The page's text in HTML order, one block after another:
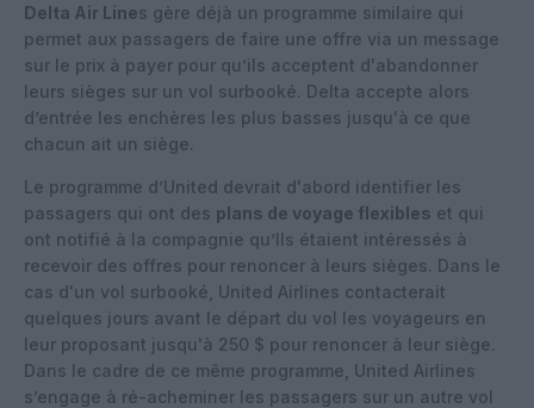
Delta Air Lines gère déjà un programme similaire qui
permet aux passagers de faire une offre via un message
sur le prix à payer pour qu’ils acceptent d'abandonner
leurs sièges sur un vol surbooké. Delta accepte alors
d’entrée les enchères les plus basses jusqu'à ce que
chacun ait un siège.
Le programme d’United devrait d'abord identifier les
passagers qui ont des plans de voyage flexibles et qui
ont notifié à la compagnie qu’Ils étaient intéressés à
recevoir des offres pour renoncer à leurs sièges. Dans le
cas d'un vol surbooké, United Airlines contacterait
quelques jours avant le départ du vol les voyageurs en
leur proposant jusqu'à 250 $ pour renoncer à leur siège.
Dans le cadre de ce même programme, United Airlines
s’engage à ré-acheminer les passagers sur un autre vol